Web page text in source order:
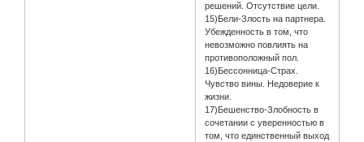
решений. Отсутствие цели.
15)Бели-Злость на партнера.
Убежденность в том, что
невозможно повлиять на
противоположный пол.
16)Бессонница-Страх.
Чувство вины. Недоверие к
жизни.
17)Бешенство-Злобность в
сочетании с уверенностью в
том, что единственный выход